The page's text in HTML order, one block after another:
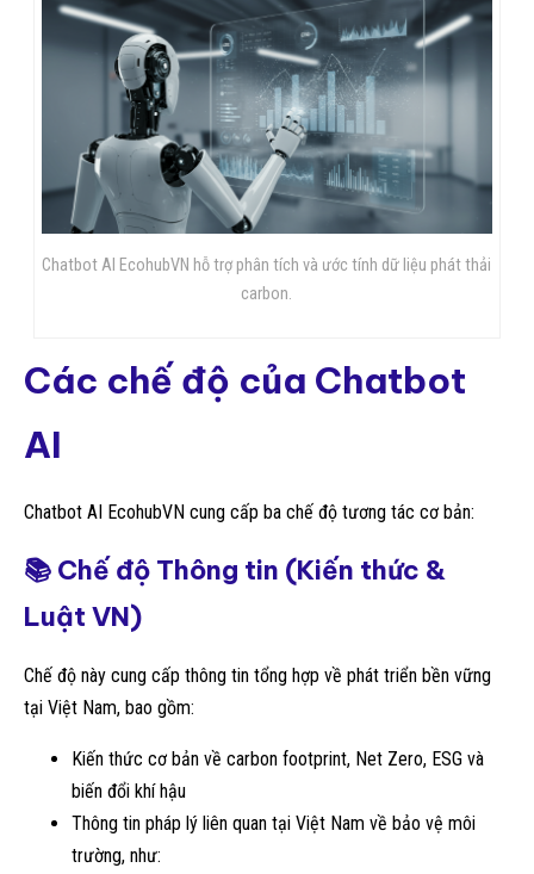
Chatbot AI EcohubVN hỗ trợ phân tích và ước tính dữ liệu phát thải
carbon.
Các chế độ của Chatbot
AI
Chatbot AI EcohubVN cung cấp ba chế độ tương tác cơ bản:
📚 Chế độ Thông tin (Kiến thức &
Luật VN)
Chế độ này cung cấp thông tin tổng hợp về phát triển bền vững
tại Việt Nam, bao gồm:
Kiến thức cơ bản về carbon footprint, Net Zero, ESG và
biến đổi khí hậu
Thông tin pháp lý liên quan tại Việt Nam về bảo vệ môi
trường, như: